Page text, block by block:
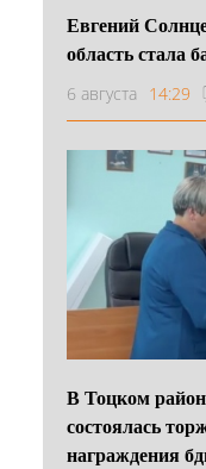
Евгений
область стала
6 августа 14:29
В Тоцком
состоялась
награждения